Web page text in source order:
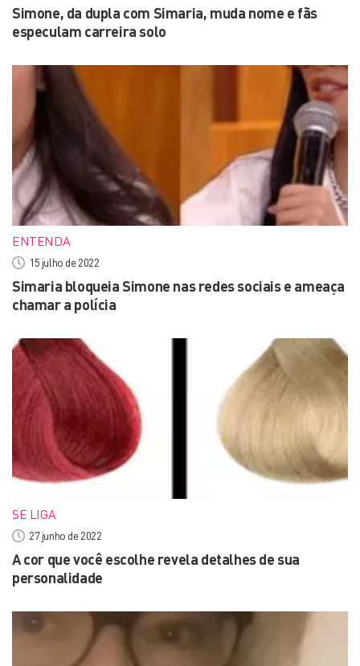
Simone, da dupla com Simaria, muda nome e fãs
especulam carreira solo
ENTENDA
15 julho de 2022
Simaria bloqueia Simone nas redes sociais e ameaça
chamar a polícia
SE LIGA
27 junho de 2022
A cor que você escolhe revela detalhes de sua
personalidade